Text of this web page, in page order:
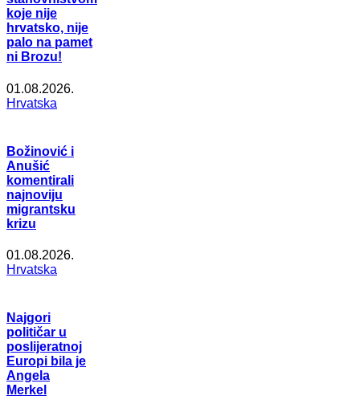
koje nije
hrvatsko, nije
palo na pamet
ni Brozu!
01.08.2026.
Hrvatska
Božinović i
Anušić
komentirali
najnoviju
migrantsku
krizu
01.08.2026.
Hrvatska
Najgori
političar u
poslijeratnoj
Europi bila je
Angela
Merkel